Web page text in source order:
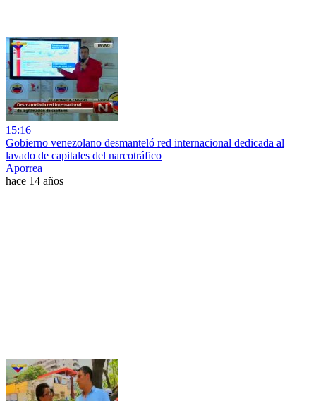
15:16
Gobierno venezolano desmanteló red internacional dedicada al
lavado de capitales del narcotráfico
Aporrea
hace 14 años